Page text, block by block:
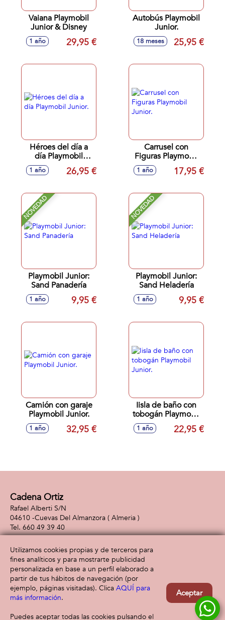
Vaiana Playmobil
Junior & Disney
1 año 29,95 €
Autobús Playmobil
Junior.
18 meses 25,95 €
Héroes del día a
día Playmobil
Junior.
1 año 26,95 €
Carrusel con
Figuras Playmobil
Junior.
1 año 17,95 €
NOVEDAD
Playmobil Junior:
Sand Panadería
1 año 9,95 €
NOVEDAD
Playmobil Junior:
Sand Heladería
1 año 9,95 €
Camión con garaje
Playmobil Junior.
1 año 32,95 €
Iisla de baño con
tobogán Playmobil
Junior.
1 año 22,95 €
Cadena Ortiz
Rafael Alberti S/N
04610 -Cuevas Del Almanzora ( Almeria )
660 49 39 40
Información
Aviso legal
Política de privacidad
Política de cookies
Atención al cliente
Envío y devolución
Contacto
Utilizamos cookies propias y de terceros para
fines analíticos y para mostrarte publicidad
personalizada en base a un perfil elaborado a
partir de tus hábitos de navegación (por
ejemplo, páginas visitadas). Clica AQUÍ para
más información.
Puedes aceptar todas las cookies pulsando el
Aceptar